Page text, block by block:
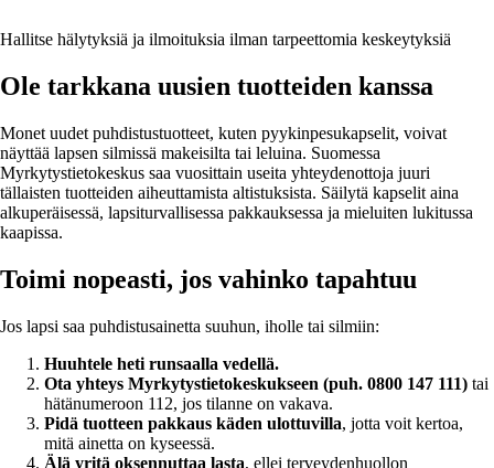
Hallitse hälytyksiä ja ilmoituksia ilman tarpeettomia keskeytyksiä
Ole tarkkana uusien tuotteiden kanssa
Monet uudet puhdistustuotteet, kuten pyykinpesukapselit, voivat
näyttää lapsen silmissä makeisilta tai leluina. Suomessa
Myrkytystietokeskus saa vuosittain useita yhteydenottoja juuri
tällaisten tuotteiden aiheuttamista altistuksista. Säilytä kapselit aina
alkuperäisessä, lapsiturvallisessa pakkauksessa ja mieluiten lukitussa
kaapissa.
Toimi nopeasti, jos vahinko tapahtuu
Jos lapsi saa puhdistusainetta suuhun, iholle tai silmiin:
Huuhtele heti runsaalla vedellä.
Ota yhteys Myrkytystietokeskukseen (puh. 0800 147 111) tai
hätänumeroon 112, jos tilanne on vakava.
Pidä tuotteen pakkaus käden ulottuvilla, jotta voit kertoa,
mitä ainetta on kyseessä.
Älä yritä oksennuttaa lasta, ellei terveydenhuollon